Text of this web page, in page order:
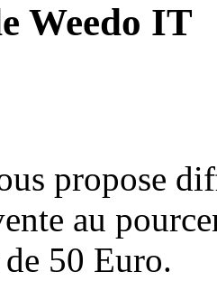
Weedo IT
propose
au
50 Euro.